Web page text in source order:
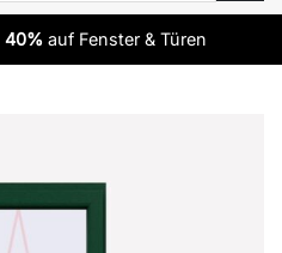
40% auf Fenster & Türen